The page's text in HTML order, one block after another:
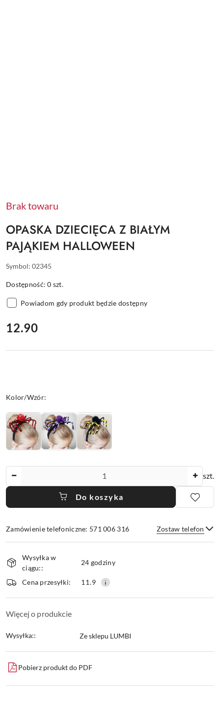
Brak towaru
OPASKA DZIECIĘCA Z BIAŁYM
PAJĄKIEM HALLOWEEN
Symbol: 02345
Dostępność:0 szt.
Powiadom gdy produkt będzie dostępny
cena:
12.90
Wariant
Kolor/Wzór:
szt.
Do koszyka
Zamówienie telefoniczne: 571 006 316 Zostaw telefon
i
dostawa
Wysyłka w
ciągu::
24 godziny
Cena przesyłki: 11.9
Więcej o produkcie
Wysyłka:: Ze sklepu LUMBI
Pobierz produkt do PDF